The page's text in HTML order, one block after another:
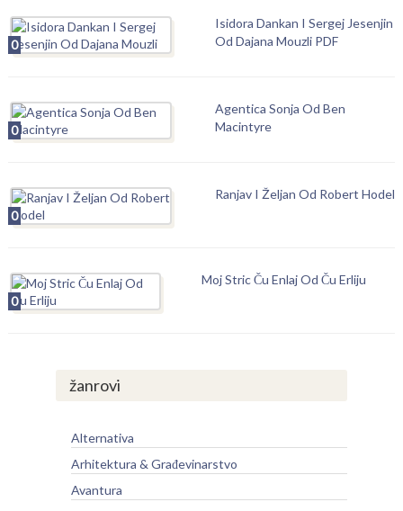
0
Isidora Dankan I Sergej Jesenjin
Od Dajana Mouzli PDF
0
Agentica Sonja Od Ben
Macintyre
0
Ranjav I Željan Od Robert Hodel
0
Moj Stric Ču Enlaj Od Ču Erliju
žanrovi
Alternativa
Arhitektura & Građevinarstvo
Avantura